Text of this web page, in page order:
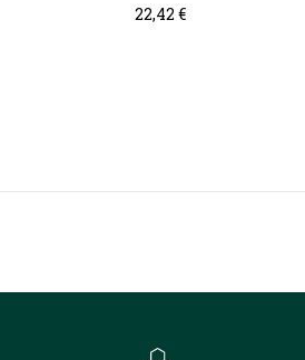
Prix
22,42 €